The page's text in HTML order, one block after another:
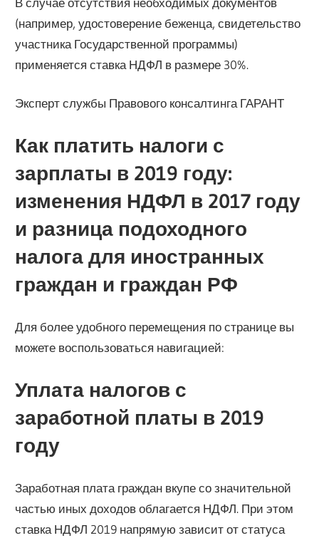
(например, удостоверение беженца, свидетельство
участника Государственной программы)
применяется ставка НДФЛ в размере 30%.
Эксперт службы Правового консалтинга ГАРАНТ
Как платить налоги с
зарплаты в 2019 году:
изменения НДФЛ в 2017 году
и разница подоходного
налога для иностранных
граждан и граждан РФ
Для более удобного перемещения по странице вы
можете воспользоваться навигацией:
Уплата налогов с
заработной платы в 2019
году
Заработная плата граждан вкупе со значительной
частью иных доходов облагается НДФЛ. При этом
ставка НДФЛ 2019 напрямую зависит от статуса